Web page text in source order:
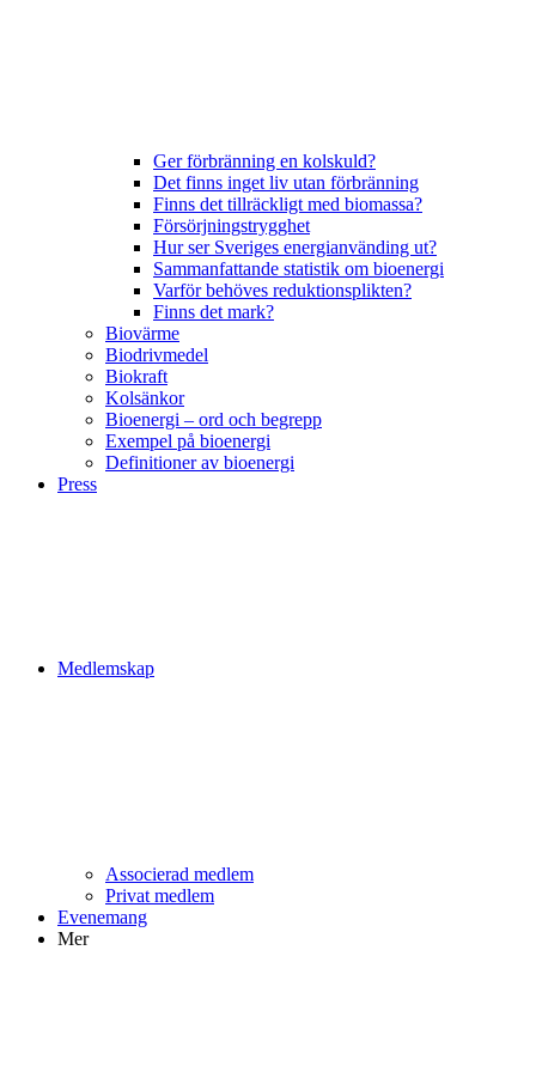
Ger förbränning en kolskuld?
Det finns inget liv utan förbränning
Finns det tillräckligt med biomassa?
Försörjningstrygghet
Hur ser Sveriges energianvänding ut?
Sammanfattande statistik om bioenergi
Varför behöves reduktionsplikten?
Finns det mark?
Biovärme
Biodrivmedel
Biokraft
Kolsänkor
Bioenergi – ord och begrepp
Exempel på bioenergi
Definitioner av bioenergi
Press
Medlemskap
Associerad medlem
Privat medlem
Evenemang
Mer